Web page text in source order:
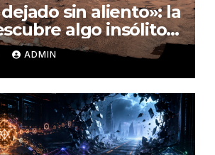
sin aliento»: la
algo insólito
ADMIN